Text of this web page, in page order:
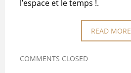
l’espace et le temps !.
READ MORE
COMMENTS CLOSED